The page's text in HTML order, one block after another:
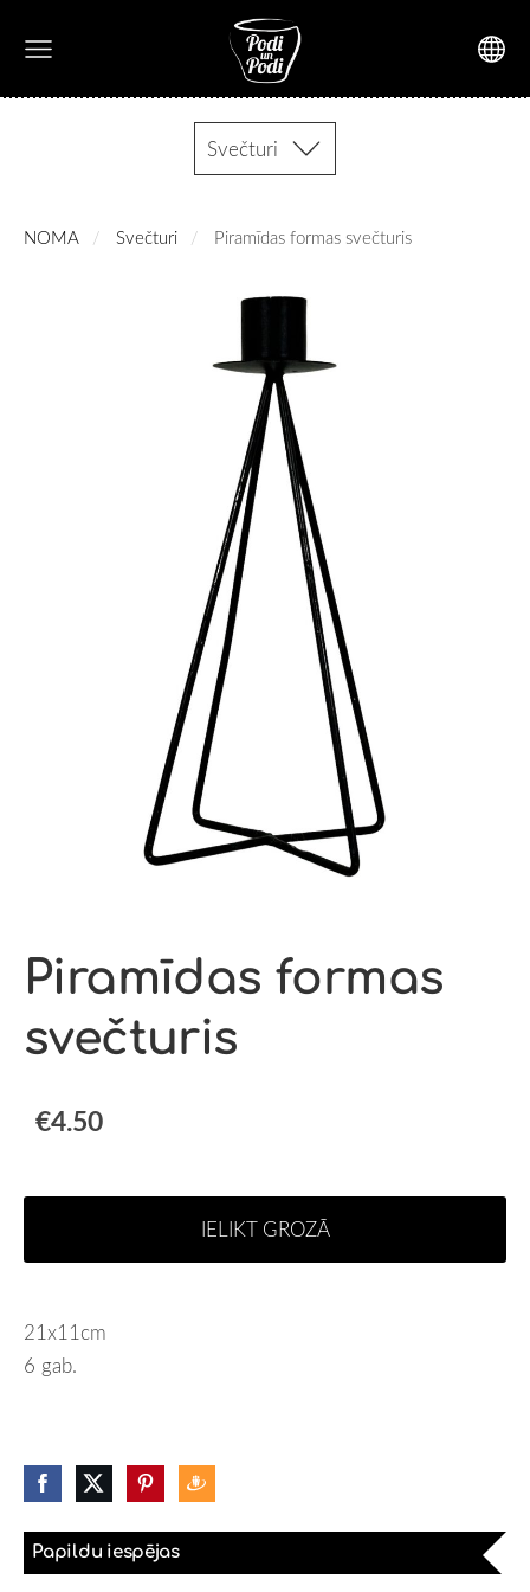
Svečturi
Papildu iespējas
NOMA Svečturi Piramīdas formas svečturis
Piramīdas formas
svečturis
€4.50
IELIKT GROZĀ
21x11cm
6 gab.